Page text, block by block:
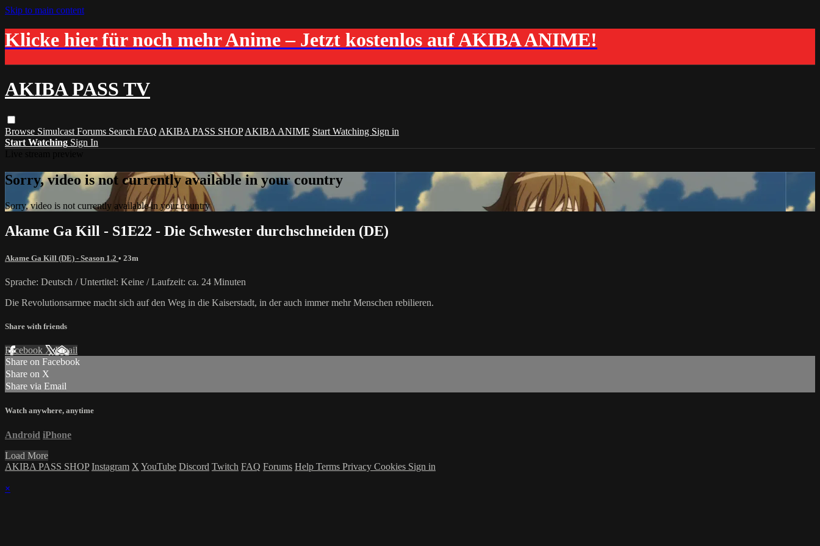
Skip to main content
Klicke hier für noch mehr Anime – Jetzt kostenlos auf AKIBA ANIME!
AKIBA PASS TV
Browse Simulcast Forums Search FAQ AKIBA PASS SHOP AKIBA ANIME Start Watching Sign in
Start Watching Sign In
Sorry, video is not currently available in your country
Sorry, video is not currently available in your country
Akame Ga Kill - S1E22 - Die Schwester durchschneiden (DE)
Akame Ga Kill (DE) - Season 1.2 • 23m
Sprache: Deutsch / Untertitel: Keine / Laufzeit: ca. 24 Minuten
Die Revolutionsarmee macht sich auf den Weg in die Kaiserstadt, in der auch immer mehr Menschen rebilieren.
Share with friends
Facebook XEmail
Share on Facebook
Share on X
Share via Email
Watch anywhere, anytime
Android iPhone
Load More
AKIBA PASS SHOP Instagram X YouTube Discord Twitch FAQ Forums Help Terms Privacy Cookies Sign in
×